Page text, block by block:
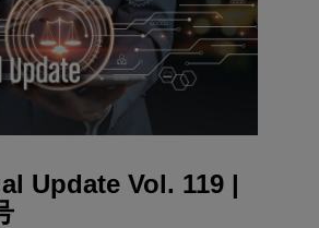
Update Vol. 119 |